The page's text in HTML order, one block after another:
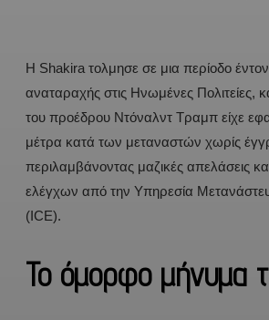
H Shakira τολμησε σε μια περίοδο
αναταραχής στις Ηνωμένες Πολιτείες,
του προέδρου Ντόναλντ Τραμπ είχε
μέτρα κατά των μεταναστών χωρίς
περιλαμβάνοντας μαζικές απελάσεις
ελέγχων από την Υπηρεσία
(ICE).
To όμορφο μήνυμα